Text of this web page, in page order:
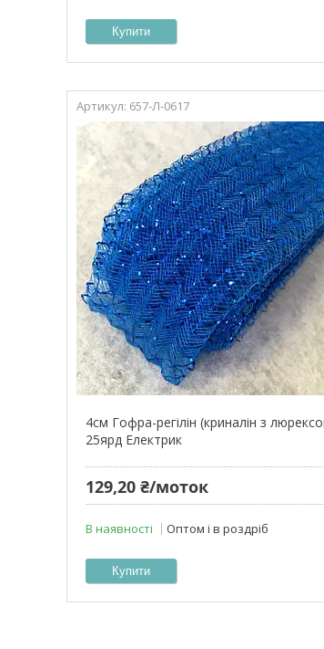
Купити
657-Л-0617
4см Гофра-регілін (криналін з
25ярд Електрик
129,20 ₴/моток
В наявності Оптом і в роздріб
Купити